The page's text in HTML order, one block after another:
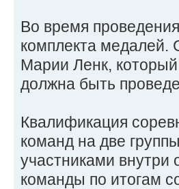
Во время
комплекта медалей.
Марии Ленк, который
должна быть
Квалификация
команд на две
участниками
команды по итогам